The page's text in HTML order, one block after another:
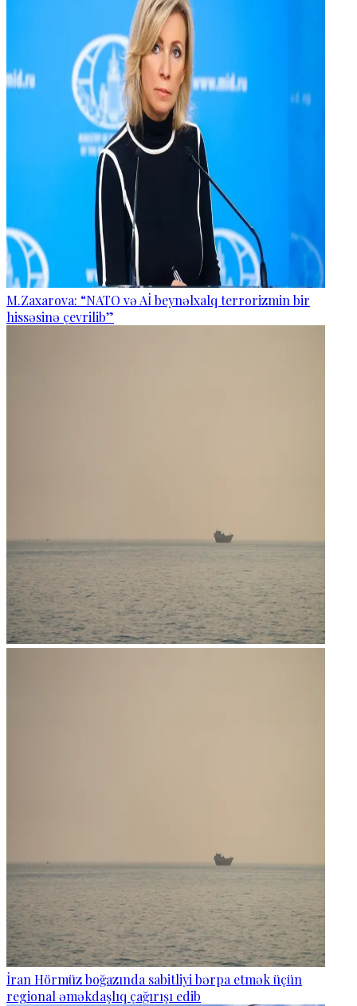
M.Zaxarova: “NATO və Aİ beynəlxalq terrorizmin bir
hissəsinə çevrilib”
İran Hörmüz boğazında sabitliyi bərpa etmək üçün
regional əməkdaşlıq çağırışı edib